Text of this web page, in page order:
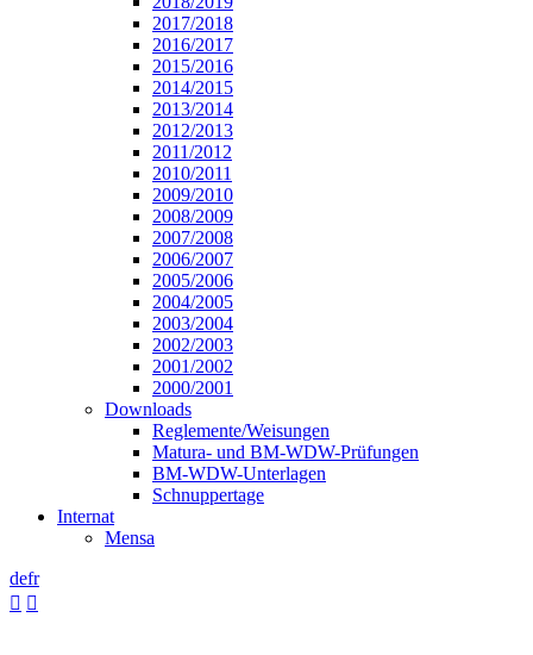
2017/2018
2016/2017
2015/2016
2014/2015
2013/2014
2012/2013
2011/2012
2010/2011
2009/2010
2008/2009
2007/2008
2006/2007
2005/2006
2004/2005
2003/2004
2002/2003
2001/2002
2000/2001
Downloads
Reglemente/Weisungen
Matura- und BM-WDW-Prüfungen
BM-WDW-Unterlagen
Schnuppertage
Internat
Mensa
defr
 